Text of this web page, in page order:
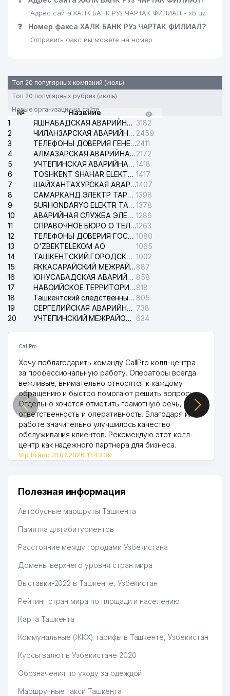
Адрес сайта ХАЛК БАНК РУз ЧАРТАК ФИЛИАЛ - xb.uz
❓ Номер факса ХАЛК БАНК РУз ЧАРТАК ФИЛИАЛ?
Отправить факс вы можете на номер .
Топ 20 популярных компаний (июль)
Топ 20 популярных рубрик (июль)
Новые организации на сайте
№
Назвние
1
ЯШНАБАДСКАЯ АВАРИЙНАЯ СЛУЖБА ЭЛЕКТРОСЕТИ 3182
2
ЧИЛАНЗАРСКАЯ АВАРИЙНАЯ СЛУЖБА ЭЛЕКТРОСЕТИ 2459
3
ТЕЛЕФОНЫ ДОВЕРИЯ ГЕНЕРАЛЬНОЙ ПРОКУРАТУРЫ РЕСПУБЛИКИ УЗБЕКИСТАН2411
4
АЛМАЗАРСКАЯ АВАРИЙНАЯ СЛУЖБА ЭЛЕКТРОСЕТИ2172
5
УЧТЕПИНСКАЯ АВАРИЙНАЯ СЛУЖБА ЭЛЕКТРОСЕТИ 1418
6
TOSHKENT SHAHAR ELEKTR TARMOQLARI KORXONASI АО 1417
7
ШАЙХАНТАХУРСКАЯ АВАРИЙНАЯ СЛУЖБА ЭЛЕКТРОСЕТИ1407
8
САМАРКАНД ЭЛЕКТР ТАРМОКЛАРИ АО 1398
9
SURHONDARYO ELEKTR TARMOKLARI АО 1378
10
АВАРИЙНАЯ СЛУЖБА ЭЛЕКТРОСЕТИ ТАШКЕНТСКОГО РАЙОНА 1286
11
СПРАВОЧНОЕ БЮРО О ТЕЛЕФОНАХ ОРГАНИЗАЦИЙ г. ТАШКЕНТА1263
12
ТЕЛЕФОНЫ ДОВЕРИЯ ГОСУДАРСТВЕННОГО ЦЕНТРА ТЕСТИРОВАНИЯ 1080
13
O'ZBEKTELEKOM АО
1065
14
ТАШКЕНТСКИЙ ГОРОДСКОЙ СУД ПО ГРАЖДАНСКИМ ДЕЛАМ 1002
15
ЯККАСАРАЙСКИЙ МЕЖРАЙОННЫЙ СУД ПО ГРАЖДАНСКИМ ДЕЛАМ887
16
ЮНУСАБАДСКАЯ АВАРИЙНАЯ СЛУЖБА ЭЛЕКТРОСЕТИ 858
17
НАВОИЙСКОЕ ТЕРРИТОРИАЛЬНОЕ ПРЕДПРИЯТИЕ ЭЛЕКТРОСЕТИ АО 818
18
Ташкентский следственный изолятор 805
19
СЕРГЕЛИЙСКАЯ АВАРИЙНАЯ СЛУЖБА ЭЛЕКТРОСЕТИ 738
20
УЧТЕПИНСКИЙ МЕЖРАЙОННЫЙ СУД ПО ГРАЖДАНСКИМ ДЕЛАМ 634
CallPro
Хочу поблагодарить команду CallPro колл-центра
за профессиональную работу. Операторы всегда
вежливые, внимательно относятся к каждому
обращению и быстро помогают решить вопросы.
Отдельно хочется отметить грамотную речь,
ответственность и оперативность. Благодаря их
работе значительно улучшилось качество
обслуживания клиентов. Рекомендую этот колл-
центр как надежного партнера для бизнеса.
Vip Brand 31.07.2026 11:43:39
Полезная информация
Автобусные маршруты Ташкента
Памятка для абитуриентов
Расстояние между городами Узбекистана
Домены верхнего уровня стран мира
Выставки-2022 в Ташкенте, Узбекистан
Рейтинг стран мира по площади и населению
Карта Ташкента
Коммунальные (ЖКХ) тарифы в Ташкенте, Узбекистан
Курсы валют в Узбекистане 2020
Обозначения по уходу за одеждой
Маршрутные такси Ташкента